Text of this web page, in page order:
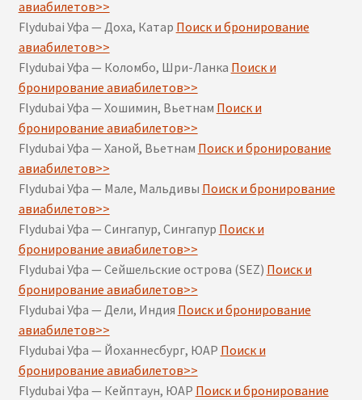
авиабилетов>>
Flydubai Уфа — Доха, Катар Поиск и бронирование
авиабилетов>>
Flydubai Уфа — Коломбо, Шри-Ланка Поиск и
бронирование авиабилетов>>
Flydubai Уфа — Хошимин, Вьетнам Поиск и
бронирование авиабилетов>>
Flydubai Уфа — Ханой, Вьетнам Поиск и бронирование
авиабилетов>>
Flydubai Уфа — Мале, Мальдивы Поиск и бронирование
авиабилетов>>
Flydubai Уфа — Сингапур, Сингапур Поиск и
бронирование авиабилетов>>
Flydubai Уфа — Сейшельские острова (SEZ) Поиск и
бронирование авиабилетов>>
Flydubai Уфа — Дели, Индия Поиск и бронирование
авиабилетов>>
Flydubai Уфа — Йоханнесбург, ЮАР Поиск и
бронирование авиабилетов>>
Flydubai Уфа — Кейптаун, ЮАР Поиск и бронирование